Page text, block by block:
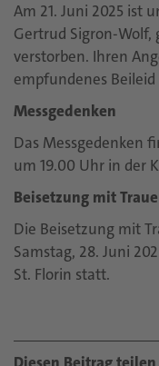
Am 21. Juni 2025 ist
Gertrud Sigron-Wolf,
verstorben. Ihren
empfundenes Beileid
Messgedenken
Das Messgedenken
um 19.00 Uhr in der
Beisetzung mit
Die Beisetzung mit
Samstag, 28. Juni
St. Florin statt.